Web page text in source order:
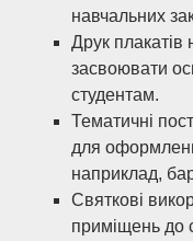
навчальних
Друк плакатів
засвоювати
студентам.
Тематичні
для
наприклад,
Святкові
приміщень до